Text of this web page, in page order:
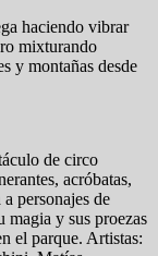
haciendo vibrar
mixturando
y montañas desde
de circo
acróbatas,
personajes de
magia y sus proezas
el parque. Artistas: